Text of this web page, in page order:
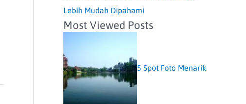
Lebih Mudah Dipahami
Most Viewed Posts
5 Spot Foto Menarik